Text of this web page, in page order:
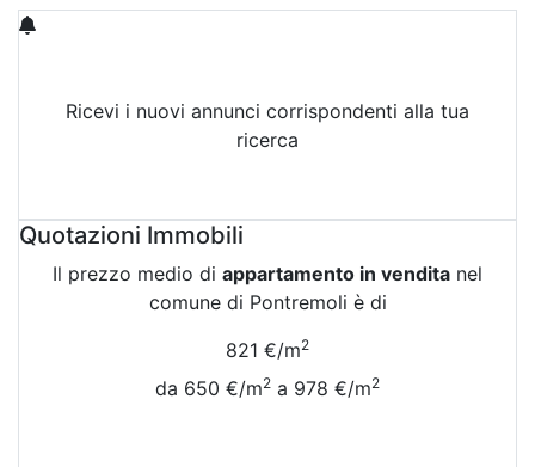
Ricevi i nuovi annunci corrispondenti alla tua
ricerca
Quotazioni Immobili
Il prezzo medio di appartamento in vendita nel
comune di Pontremoli è di
821 €/m2
da 650 €/m2 a 978 €/m2